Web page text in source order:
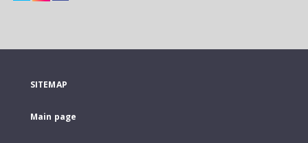
SITEMAP
Main page